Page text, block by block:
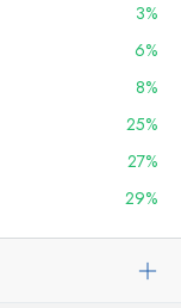
3%
6%
8%
25%
27%
29%